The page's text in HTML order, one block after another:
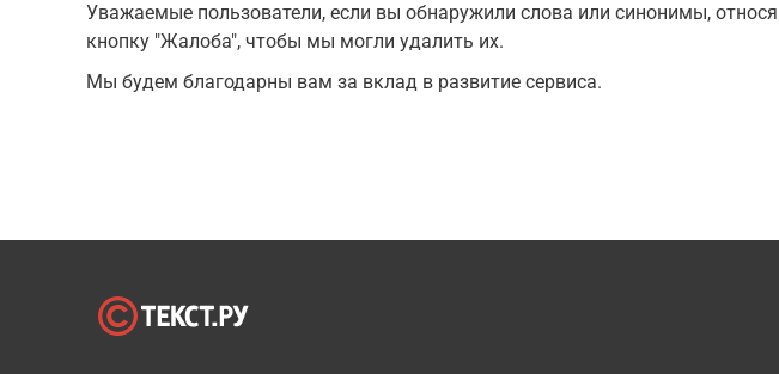
Уважаемые пользователи, если вы обнаружили слова или синонимы,
кнопку "Жалоба", чтобы мы могли удалить их.
Мы будем благодарны вам за вклад в развитие сервиса.